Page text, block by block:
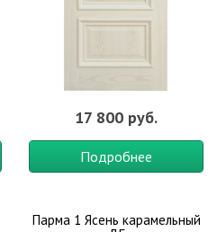
17 800 руб.
Подробнее
Парма 1 Ясень карамельный